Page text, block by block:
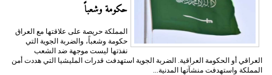
حكومة وشعباً
المملكة حريصة على علاقتها مع العراق
حكومة وشعباً، والضربة الجوية التي
نفذتها ليست موجهة ضد الشعب
العراقي أو الحكومة العراقية. الضربة الجوية استهدفت قدرات المليشيا التي هددت أمن
المملكة واستهدفت منشآتها المدنية...